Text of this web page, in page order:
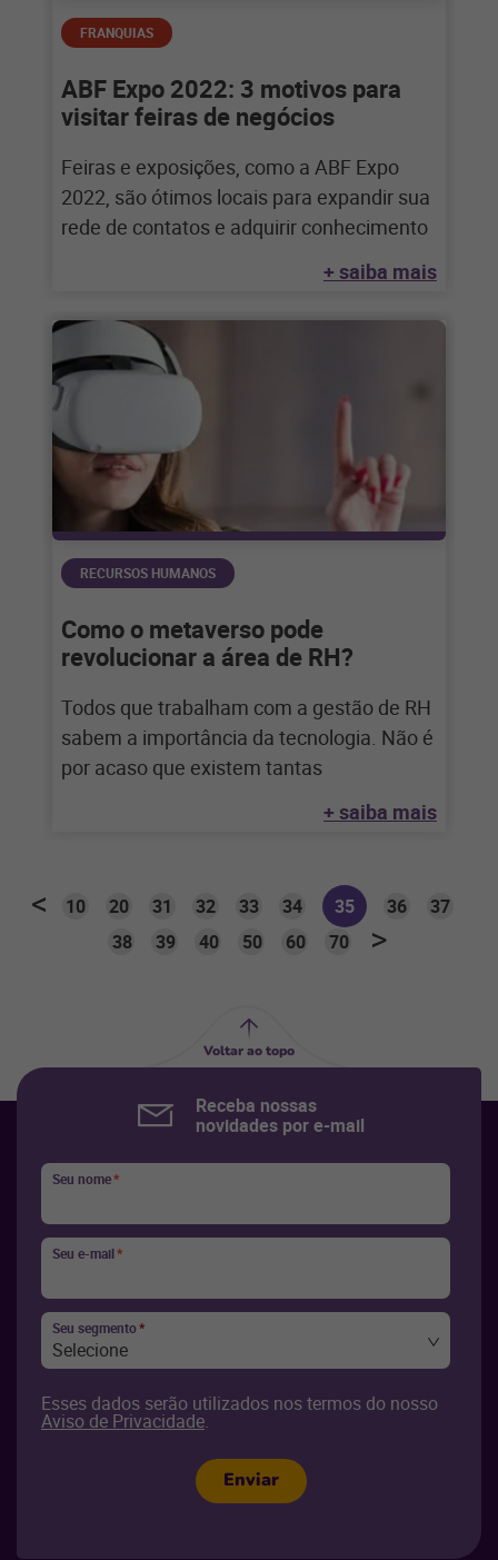
FRANQUIAS
ABF Expo 2022: 3 motivos para
visitar feiras de negócios
Feiras e exposições, como a ABF Expo
2022, são ótimos locais para expandir sua
rede de contatos e adquirir conhecimento
+ saiba mais
RECURSOS HUMANOS
Como o metaverso pode
revolucionar a área de RH?
Todos que trabalham com a gestão de RH
sabem a importância da tecnologia. Não é
por acaso que existem tantas
+ saiba mais
10 20 31 32 33 34 35 36
37
38
39 40 50 60 70
Voltar ao topo
Receba nossas
novidades por e-mail
Seu nome*
Seu e-mail*
Seu segmento*
Selecione
Esses dados serão utilizados nos termos do nosso
Aviso de Privacidade.
Enviar